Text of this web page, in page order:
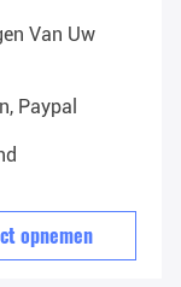
Van Uw
Paypal
opnemen